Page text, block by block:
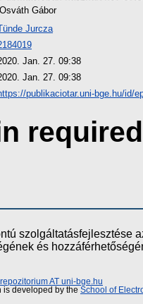
Osváth Gábor
Jurcza
Jan. 27. 09:38
Jan. 27. 09:38
publikaciotar.uni-bge.hu/id/
szolgáltatásfejlesztése
és
repozitorium AT uni-bge.hu
is developed by the School of